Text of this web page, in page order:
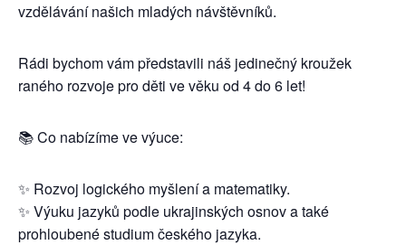
vzdělávání našich mladých návštěvníků.
Rádi bychom vám představili náš jedinečný kroužek
raného rozvoje pro děti ve věku od 4 do 6 let!
📚 Co nabízíme ve výuce:
✨ Rozvoj logického myšlení a matematiky.
✨ Výuku jazyků podle ukrajinských osnov a také
prohloubené studium českého jazyka.